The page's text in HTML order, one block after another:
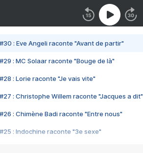
#30 : Eve Angeli raconte "Avant de partir"
#29 : MC Solaar raconte "Bouge de là"
#28 : Lorie raconte "Je vais vite"
#27 : Christophe Willem raconte "Jacques a dit"
#26 : Chimène Badi raconte "Entre nous"
#25 : Indochine raconte "3e sexe"